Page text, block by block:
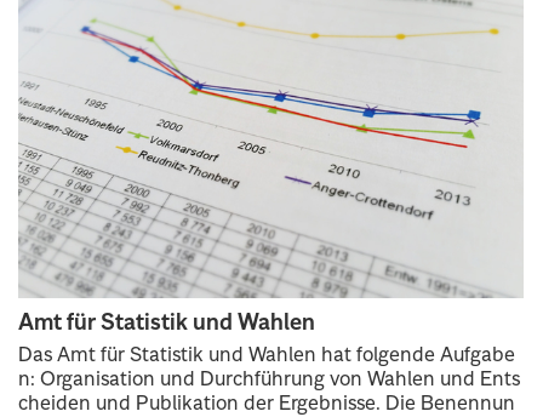
Amt für Statistik und Wahlen
Das Amt für Statistik und Wahlen hat folgende Aufgabe
n: Organisation und Durchführung von Wahlen und Ents
cheiden und Publikation der Ergebnisse. Die Benennun